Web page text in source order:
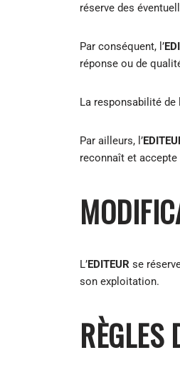
réserve des
Par conséquent, l’
réponse ou de
La responsabilité de
Par ailleurs, l’
reconnaît et accepte
L’EDITEUR se
son exploitation.
RÈGLES